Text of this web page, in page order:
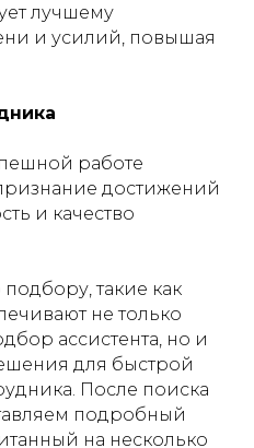
лучшему
и усилий, повышая
работе
достижений
и качество
такие как
не только
ассистента, но и
для быстрой
После поиска
подробный
на несколько